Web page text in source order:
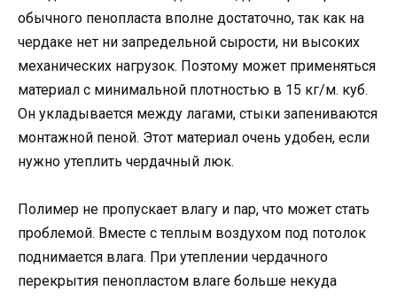
обычного пенопласта вполне достаточно, так как на
чердаке нет ни запредельной сырости, ни высоких
механических нагрузок. Поэтому может применяться
материал с минимальной плотностью в 15 кг/м. куб.
Он укладывается между лагами, стыки запениваются
монтажной пеной. Этот материал очень удобен, если
нужно утеплить чердачный люк.
Полимер не пропускает влагу и пар, что может стать
проблемой. Вместе с теплым воздухом под потолок
поднимается влага. При утеплении чердачного
перекрытия пенопластом влаге больше некуда